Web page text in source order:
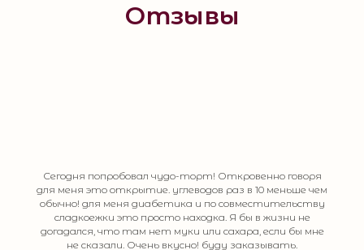
Отзывы
Сегодня попробовал чудо-торт! Откровенно говоря
для меня это открытие. углеводов раз в 10 меньше чем
обычно! для меня диабетика и по совместительству
сладкоежки это просто находка. Я бы в жизни не
догадался, что там нет муки или сахара, если бы мне
не сказали. Очень вкусно! буду заказывать.